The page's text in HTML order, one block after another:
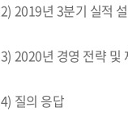
3분기 실적 설
3) 2020년 경영 전략 및
4) 질의 응답​